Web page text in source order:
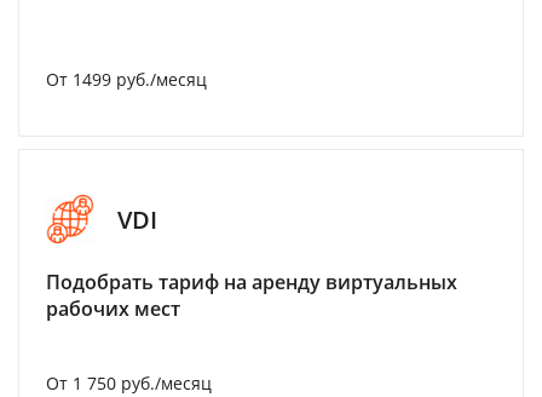
От 1499 руб./месяц
VDI
Подобрать тариф на аренду виртуальных
рабочих мест
От 1 750 руб./месяц